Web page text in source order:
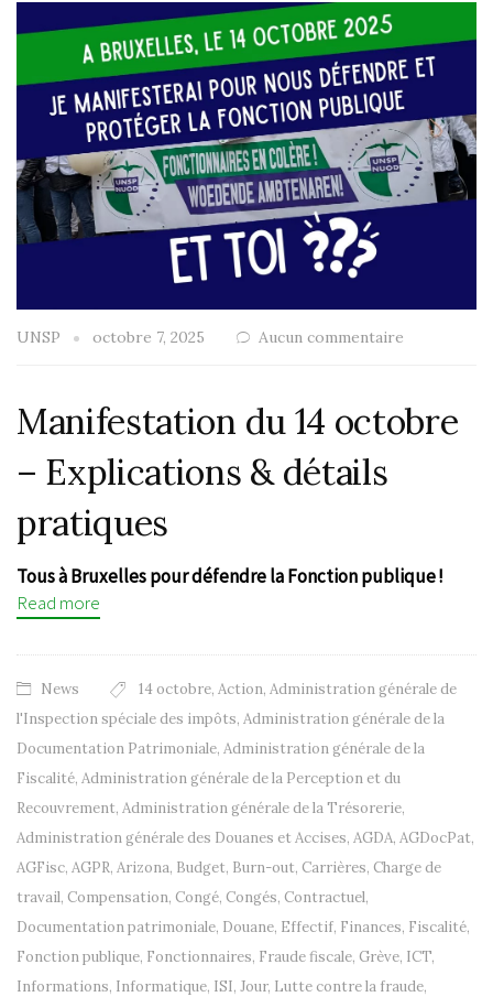
UNSP octobre 7, 2025 Aucun commentaire
Manifestation du 14 octobre
– Explications & détails
pratiques
Tous à Bruxelles pour défendre la Fonction publique !
Read more
News 14 octobre, Action, Administration générale de
l'Inspection spéciale des impôts, Administration générale de la
Documentation Patrimoniale, Administration générale de la
Fiscalité, Administration générale de la Perception et du
Recouvrement, Administration générale de la Trésorerie,
Administration générale des Douanes et Accises, AGDA, AGDocPat,
AGFisc, AGPR, Arizona, Budget, Burn-out, Carrières, Charge de
travail, Compensation, Congé, Congés, Contractuel,
Documentation patrimoniale, Douane, Effectif, Finances, Fiscalité,
Fonction publique, Fonctionnaires, Fraude fiscale, Grève, ICT,
Informations, Informatique, ISI, Jour, Lutte contre la fraude,